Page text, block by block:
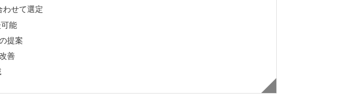
わせて選定
能
提案
善